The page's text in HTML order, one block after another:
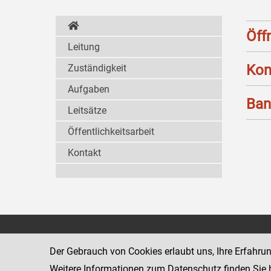
Leitung
Zuständigkeit
Aufgaben
Leitsätze
Öffentlichkeitsarbeit
Kontakt
www.justiz.gv.at/stak
Der Gebrauch von Cookies erlaubt uns, Ihre